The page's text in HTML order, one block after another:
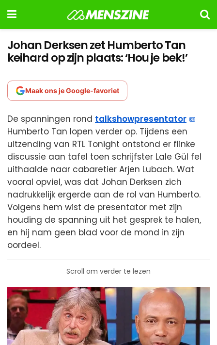
Johan Derksen zet Humberto Tan
keihard op zijn plaats: ‘Hou je bek!’
Maak ons je Google-favoriet
De spanningen rond talkshowpresentator
Humberto Tan lopen verder op. Tijdens een
uitzending van RTL Tonight ontstond er flinke
discussie aan tafel toen schrijfster Lale Gül fel
uithaalde naar cabaretier Arjen Lubach. Wat
vooral opviel, was dat Johan Derksen zich
nadrukkelijk ergerde aan de rol van Humberto.
Volgens hem wist de presentator met zijn
houding de spanning uit het gesprek te halen,
en hij nam geen blad voor de mond in zijn
oordeel.
Scroll om verder te lezen